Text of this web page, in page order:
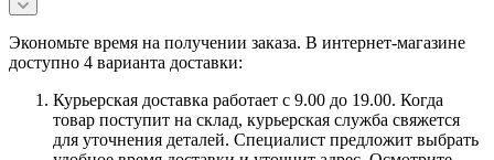
Экономьте время на получении заказа. В интернет-магазине
доступно 4 варианта доставки:
Курьерская доставка работает с 9.00 до 19.00. Когда
товар поступит на склад, курьерская служба свяжется
для уточнения деталей. Специалист предложит выбрать